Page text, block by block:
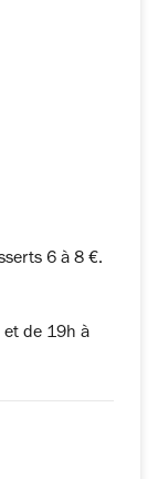
6 à 8 €.
de 19h à